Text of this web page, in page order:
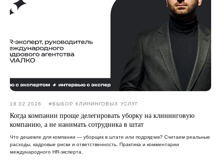
18.02.2026 #ВЫБОР КЛИНИНГОВЫХ УСЛУГ
Когда компании проще делегировать уборку на клининговую
компанию, а не нанимать сотрудника в штат
Что дешевле для компании — уборщик в штате или подрядчик? Считаем реальные
расходы, кадровые риски и ответственность. Практика и комментарии
международного HR-эксперта.